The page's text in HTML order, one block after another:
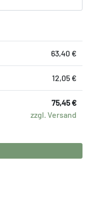
63,40 €
12,05 €
75,45 €
zzgl. Versand